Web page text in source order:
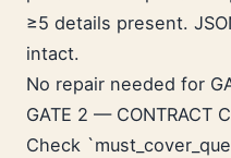
≥5 details present.
intact.
No repair needed for
GATE 2 — CONTRACT
Check